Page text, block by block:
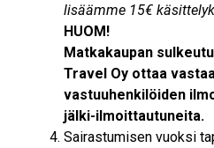
lisäämme 15€
HUOM!
Matkakaupan
Travel Oy ottaa
vastuuhenkilöiden
jälki-ilmoittautuneita.
Sairastumisen vuoksi